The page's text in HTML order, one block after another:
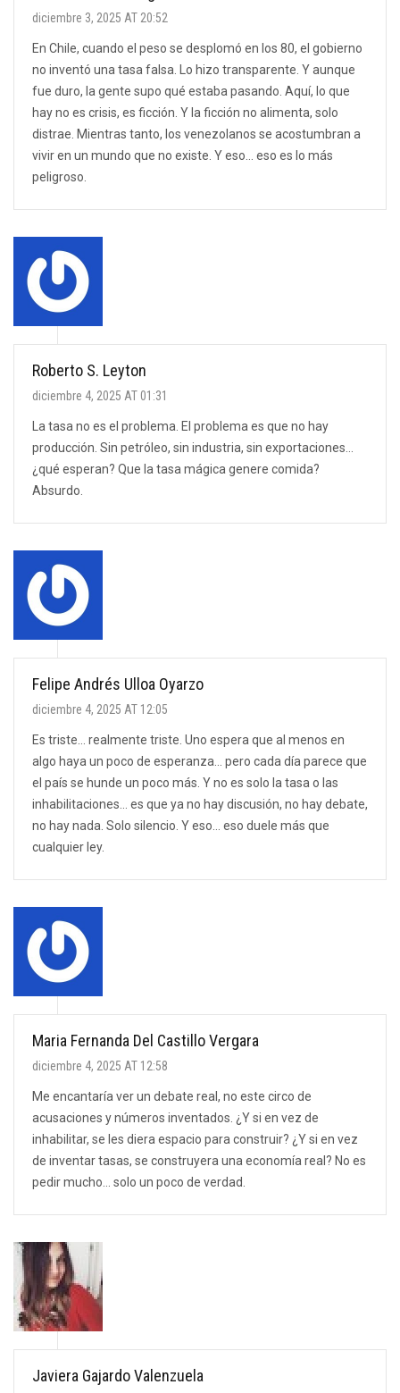
diciembre 3, 2025 AT 20:52
En Chile, cuando el peso se desplomó en los 80, el gobierno
no inventó una tasa falsa. Lo hizo transparente. Y aunque
fue duro, la gente supo qué estaba pasando. Aquí, lo que
hay no es crisis, es ficción. Y la ficción no alimenta, solo
distrae. Mientras tanto, los venezolanos se acostumbran a
vivir en un mundo que no existe. Y eso… eso es lo más
peligroso.
Roberto S. Leyton
diciembre 4, 2025 AT 01:31
La tasa no es el problema. El problema es que no hay
producción. Sin petróleo, sin industria, sin exportaciones…
¿qué esperan? Que la tasa mágica genere comida?
Absurdo.
Felipe Andrés Ulloa Oyarzo
diciembre 4, 2025 AT 12:05
Es triste… realmente triste. Uno espera que al menos en
algo haya un poco de esperanza… pero cada día parece que
el país se hunde un poco más. Y no es solo la tasa o las
inhabilitaciones… es que ya no hay discusión, no hay debate,
no hay nada. Solo silencio. Y eso… eso duele más que
cualquier ley.
Maria Fernanda Del Castillo Vergara
diciembre 4, 2025 AT 12:58
Me encantaría ver un debate real, no este circo de
acusaciones y números inventados. ¿Y si en vez de
inhabilitar, se les diera espacio para construir? ¿Y si en vez
de inventar tasas, se construyera una economía real? No es
pedir mucho… solo un poco de verdad.
Javiera Gajardo Valenzuela